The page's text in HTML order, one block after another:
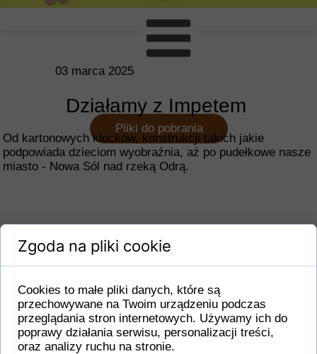
03 marca 2025
Działamy z Impetem
Od kartonowych klocków, konstrukcji takich jakie
podpowiada dzieciom wyobraźnia, aż po pudełkowe nasze
miasto - Nowa Sól nad rzeką Odrą.
Pliki do pobrania
Zgoda na pliki cookie
Cookies to małe pliki danych, które są
przechowywane na Twoim urządzeniu podczas
przeglądania stron internetowych. Używamy ich do
poprawy działania serwisu, personalizacji treści,
oraz analizy ruchu na stronie.